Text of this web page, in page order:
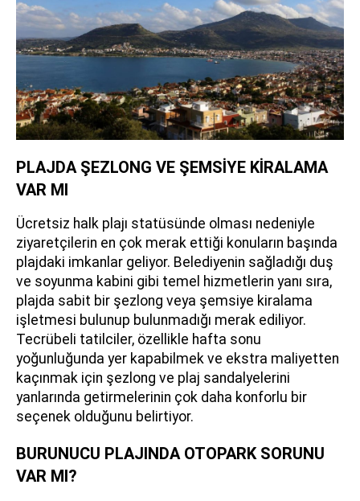
PLAJDA ŞEZLONG VE ŞEMSİYE KİRALAMA
VAR MI
Ücretsiz halk plajı statüsünde olması nedeniyle
ziyaretçilerin en çok merak ettiği konuların başında
plajdaki imkanlar geliyor. Belediyenin sağladığı duş
ve soyunma kabini gibi temel hizmetlerin yanı sıra,
plajda sabit bir şezlong veya şemsiye kiralama
işletmesi bulunup bulunmadığı merak ediliyor.
Tecrübeli tatilciler, özellikle hafta sonu
yoğunluğunda yer kapabilmek ve ekstra maliyetten
kaçınmak için şezlong ve plaj sandalyelerini
yanlarında getirmelerinin çok daha konforlu bir
seçenek olduğunu belirtiyor.
BURUNUCU PLAJINDA OTOPARK SORUNU
VAR MI?